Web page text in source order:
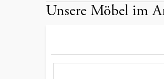
Unsere Möbel im